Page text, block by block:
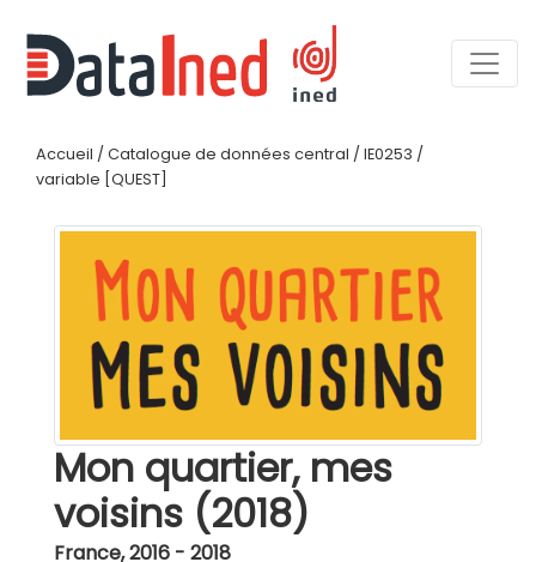
Accueil / Catalogue de données central / IE0253 /
variable [QUEST]
Mon quartier, mes
voisins (2018)
France,2016 - 2018